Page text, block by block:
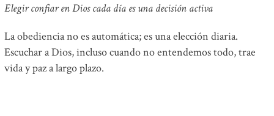
Elegir confiar en Dios cada día es una decisión activa
La obediencia no es automática; es una elección diaria.
Escuchar a Dios, incluso cuando no entendemos todo, trae
vida y paz a largo plazo.